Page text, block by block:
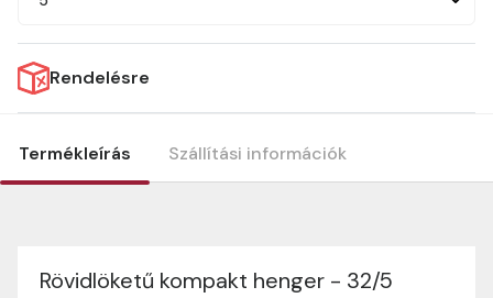
Rendelésre
Termékleírás Szállítási információk
Rövidlöketű kompakt henger - 32/5
Szállítási információk